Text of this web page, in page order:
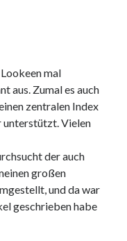
mal
aus. Zumal es auch
zentralen Index
unterstützt. Vielen
der auch
großen
und da war
geschrieben habe